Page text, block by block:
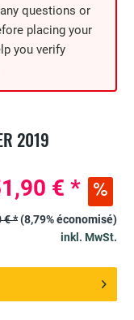
questions or
placing your
you verify
2019
€ *
€ *(8,79% économisé)
inkl. MwSt.